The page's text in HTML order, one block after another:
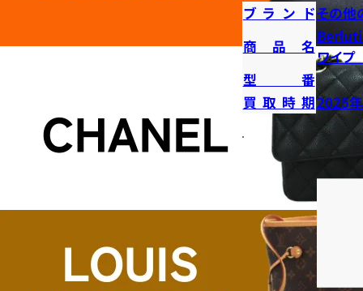
ブランドその他
商品名
ワイ
型番
買取時期2025